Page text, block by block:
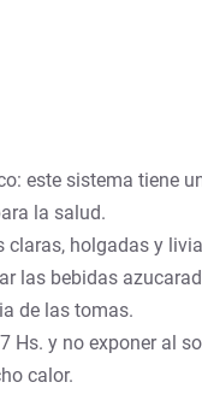
este sistema tiene
la salud.
holgadas y
las bebidas
de las tomas.
y no exponer al
calor.